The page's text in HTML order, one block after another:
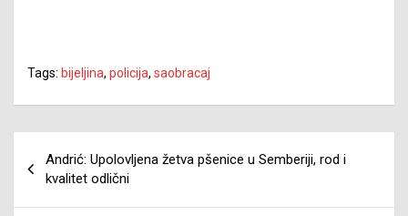
Tags: bijeljina, policija, saobracaj
članaka
Andrić: Upolovljena žetva pšenice u Semberiji, rod i
kvalitet odlični